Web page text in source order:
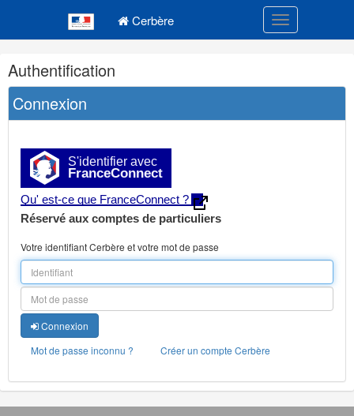
Cerbère Toggle
Navigation
et
outils
annexes
Authentification
Connexion
S'identifier avec
FranceConnect
Qu' est-ce que FranceConnect ?
Réservé aux comptes de particuliers
Votre identifiant Cerbère et votre mot de passe
Connexion
Mot de passe inconnu ?
Créer un compte Cerbère